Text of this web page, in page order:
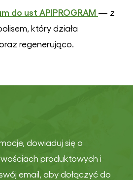
do ust APIPROGRAM — z
który działa
regenerująco.
dowiaduj się o
produktowych i
email, aby dołączyć do